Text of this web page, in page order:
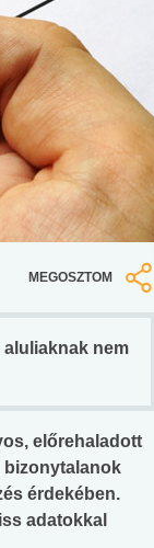
MEGOSZTOM
nem
előrehaladott
bizonytalanok
érdekében.
adatokkal